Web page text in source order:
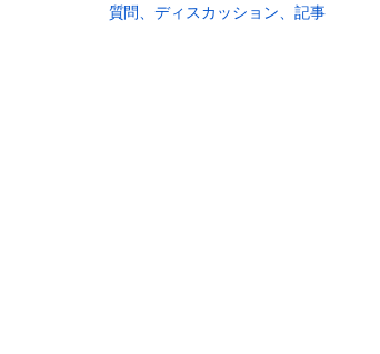
質問、ディスカッション、記事